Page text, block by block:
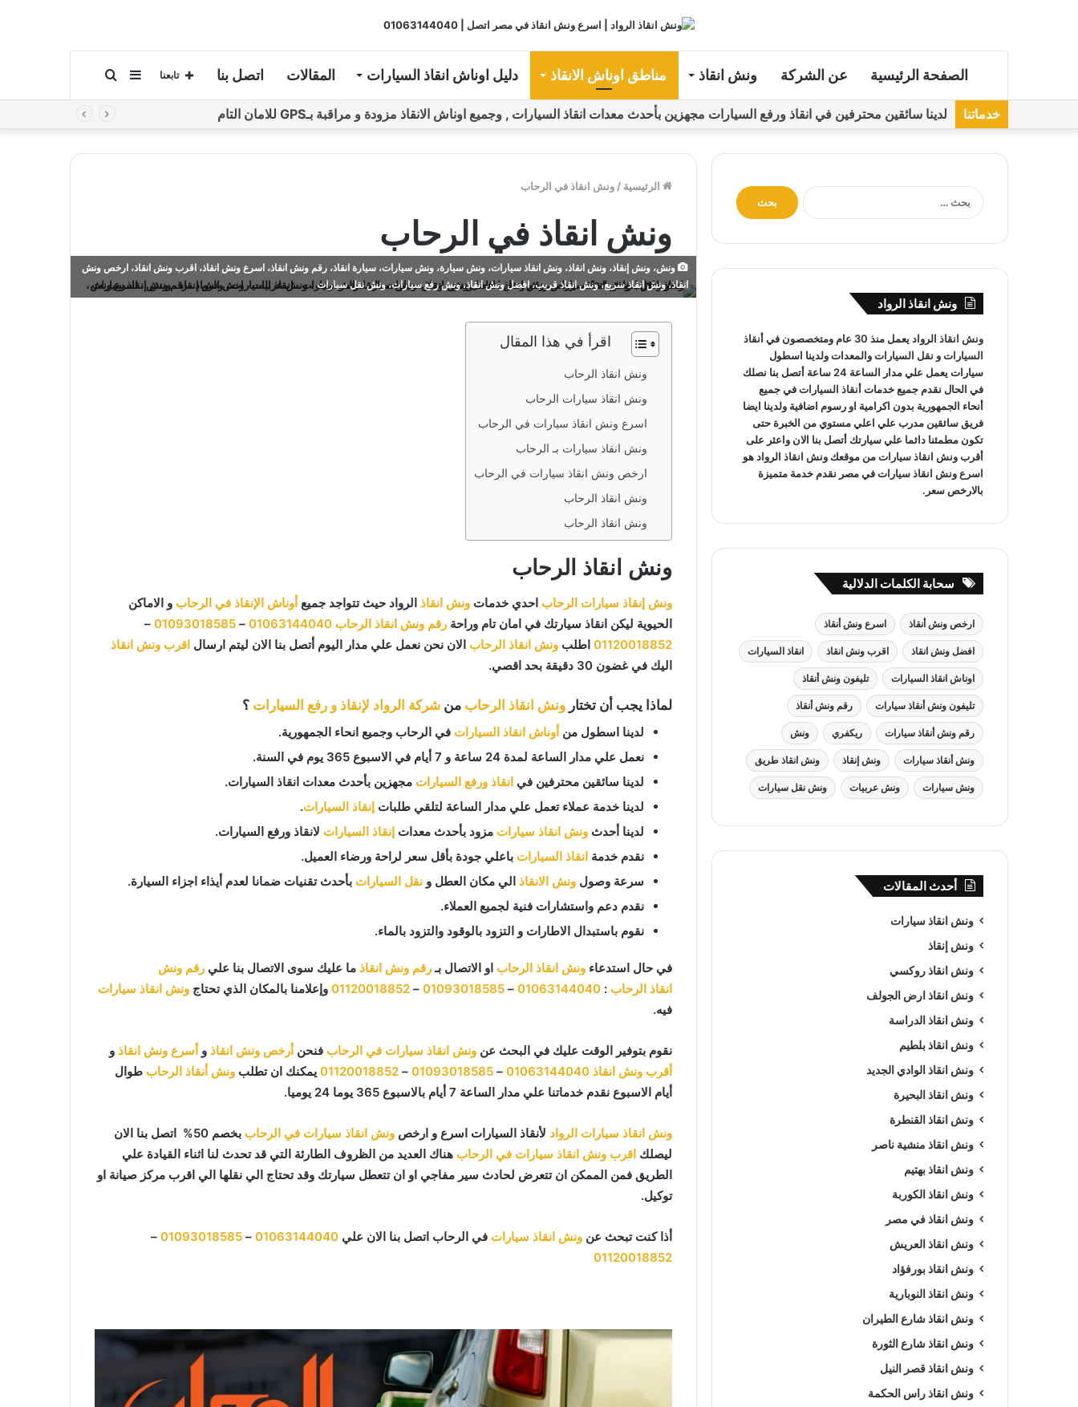
الصفحة الرئيسية عن الشركة ونش انقاذ مناطق اوناش الانقاذ دليل اوناش انقاذ السيارات المقالات اتصل بنا إضافة تابعنا
خدماتنا لدينا سائقين محترفين في انقاذ ورفع السيارات مجهزين بأحدث معدات انقاذ السيارات , وجميع اوناش الانقاذ مزودة و مراقبة بـGPS للامان التام
الرئيسية / ونش انقاذ في الرحاب
ونش انقاذ في الرحاب
ونش، ونش إنقاذ، ونش انقاذ، ونش انقاذ سيارات، ونش سيارة، ونش سيارات، سيارة انقاذ، رقم ونش انقاذ، اسرع ونش انقاذ، اقرب ونش انقاذ، ارخص ونش
انقاذ، ونش انقاذ سريع، ونش انقاذ قريب، افضل ونش انقاذ، ونش رفع سيارات، ونش نقل سيارات
اقرأ في هذا المقال
ونش انقاذ الرحاب
ونش انقاذ سيارات الرحاب
اسرع ونش انقاذ سيارات في الرحاب
ونش انقاذ سيارات بـ الرحاب
ارخص ونش انقاذ سيارات في الرحاب
ونش انقاذ الرحاب
ونش انقاذ الرحاب
ونش انقاذ الرحاب
ونش إنقاذ سيارات الرحاب احدي خدمات ونش انقاذ الرواد حيث تتواجد جميع أوناش الإنقاذ في الرحاب و الاماكن
الحيوية ليكن انقاذ سيارتك في امان تام وراحة رقم ونش انقاذ الرحاب 01063144040
–
01093018585
–
01120018852 اطلب ونش انقاذ الرحاب الان نحن نعمل علي مدار اليوم أتصل بنا الان ليتم ارسال اقرب ونش انقاذ
اليك في غضون 30 دقيقة بحد اقصي.
لماذا يجب أن تختار ونش انقاذ الرحاب من شركة الرواد لإنقاذ و رفع السيارات ؟
لدينا اسطول من أوناش انقاذ السيارات في الرحاب وجميع انحاء الجمهورية.
نعمل علي مدار الساعة لمدة 24 ساعة و 7 أيام في الاسبوع 365 يوم في السنة.
لدينا سائقين محترفين في انقاذ ورفع السيارات مجهزين بأحدث معدات انقاذ السيارات.
لدينا خدمة عملاء تعمل علي مدار الساعة لتلقي طلبات إنقاذ السيارات.
لدينا أحدث ونش انقاذ سيارات مزود بأحدث معدات إنقاذ السيارات لانقاذ ورفع السيارات.
نقدم خدمة انقاذ السيارات باعلي جودة بأقل سعر لراحة ورضاء العميل.
سرعة وصول ونش الانقاذ الي مكان العطل و نقل السيارات بأحدث تقنيات ضمانا لعدم أيذاء اجزاء السيارة.
نقدم دعم واستشارات فنية لجميع العملاء.
نقوم باستبدال الاطارات و التزود بالوقود والتزود بالماء.
في حال استدعاء ونش انقاذ الرحاب او الاتصال بـرقم ونش انقاذ ما عليك سوى الاتصال بنا علي رقم ونش
انقاذ الرحاب :
01063144040
–
01093018585
–
01120018852 وإعلامنا بالمكان الذي تحتاج ونش انقاذ سيارات
فيه.
نقوم بتوفير الوقت عليك في البحث عن ونش انقاذ سيارات في الرحاب فنحن أرخص ونش انقاذ و أسرع ونش انقاذ و
أقرب ونش انقاذ 01063144040
–
01093018585
–
01120018852 يمكنك ان تطلب ونش أنقاذ الرحاب طوال
أيام الاسبوع نقدم خدماتنا علي مدار الساعة 7 أيام بالاسبوع 365 يوما 24 يوميا.
ونش انقاذ سيارات الرواد لأنقاذ السيارات اسرع و ارخص ونش انقاذ سيارات في الرحاب
بخصم 50% اتصل بنا الان
ليصلك اقرب ونش انقاذ سيارات في الرحاب هناك العديد من الظروف الطارئة التي قد تحدث لنا اثناء القيادة علي
الطريق فمن الممكن ان تتعرض لحادث سير مفاجي او ان تتعطل سيارتك وقد تحتاج الي نقلها الي اقرب مركز صيانة او
توكيل.
أذا كنت تبحث عن ونش انقاذ سيارات في الرحاب اتصل بنا الان علي 01063144040
–
01093018585
–
01120018852
ح
ونش انقاذ الرواد
ونش انقاذ الرواد يعمل منذ 30 عام ومتخصصون في
أنقاذ
السياراتو نقل السياراتوالمعدات ولدينا اسطول
سيارات يعمل علي مدار الساعة 24 ساعة أتصل بنا نصلك
في الحال نقدم جميع خدماتأنقاذ السياراتفي جميع
أنحاء الجمهورية بدون اكرامية او رسوم اضافية ولدينا ايضا
فريق سائقين مدرب علي اعلي مستوي من الخبرة حتى
تكون مطمئنا دائما علي سيارتك أتصل بنا الان واعثر على
أقرب ونش انقاذ سياراتمن موقعك ونش انقاذ الرواد هو
اسرع ونش انقاذ سياراتفي مصر نقدم خدمة متميزة
بالارخص سعر.
سحابة الكلمات الدلالية
ارخص ونش أنقاذ اسرع ونش أنقاذ
افضل ونش انقاذ اقرب ونش انقاذ انقاذ السيارات
اوناش انقاذ السيارات تليفون ونش أنقاذ
تليفون ونش أنقاذ سيارات رقم ونش أنقاذ
رقم ونش أنقاذ سيارات ريكفري ونش
ونش أنقاذ سيارات ونش إنقاذ ونش انقاذ طريق
ونش سيارات ونش عربيات ونش نقل سيارات
أحدث المقالات
ونش انقاذ سيارات
ونش إنقاذ
ونش انقاذ روكسي
ونش انقاذ ارض الجولف
ونش انقاذ الدراسة
ونش انقاذ بلطيم
ونش انقاذ الوادي الجديد
ونش انقاذ البحيرة
ونش انقاذ القنطرة
ونش انقاذ منشية ناصر
ونش انقاذ بهتيم
ونش انقاذ الكوربة
ونش انقاذ في مصر
ونش انقاذ العريش
ونش انقاذ بورفؤاد
ونش انقاذ النوبارية
ونش انقاذ شارع الطيران
ونش انقاذ شارع الثورة
ونش انقاذ قصر النيل
ونش انقاذ راس الحكمة